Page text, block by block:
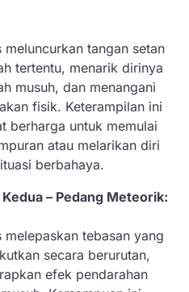
meluncurkan tangan setan
tertentu, menarik dirinya
musuh, dan menangani
fisik. Keterampilan ini
berharga untuk memulai
atau melarikan diri
berbahaya.
– Pedang Meteorik:
melepaskan tebasan yang
secara berurutan,
efek pendarahan